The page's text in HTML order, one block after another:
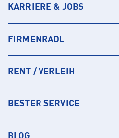
KARRIERE & JOBS
FIRMENRADL
RENT / VERLEIH
BESTER SERVICE
BLOG